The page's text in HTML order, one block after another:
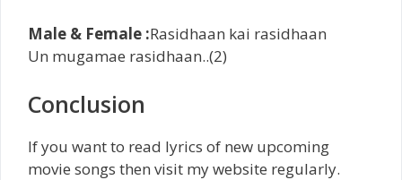
Male & Female :Rasidhaan kai rasidhaan
Un mugamae rasidhaan..(2)
Conclusion
If you want to read lyrics of new upcoming
movie songs then visit my website regularly.